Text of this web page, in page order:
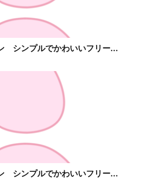
シンプルでかわいいフリー...
シンプルでかわいいフリー...